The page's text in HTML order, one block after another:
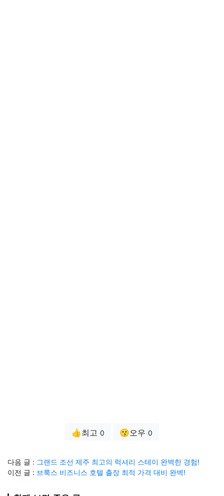
👍최고 0 😗오우 0
다음 글 : 그랜드 조선 제주 최고의 럭셔리 스테이 완벽한 경험!
이전 글 : 브룩스 비즈니스 호텔 출장 최적 가격 대비 완벽!